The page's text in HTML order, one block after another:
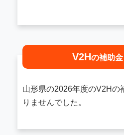
V2Hの補助金
山形県の2026年度のV2Hの
りませんでした。